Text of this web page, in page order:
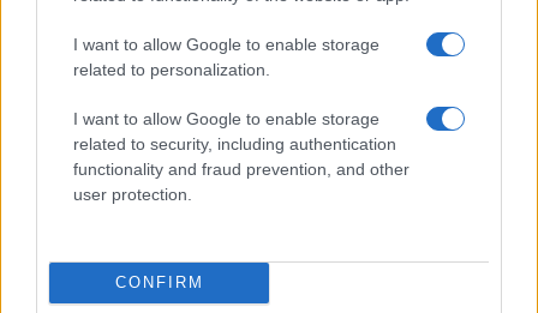
I want to allow Google to enable storage
related to personalization.
I want to allow Google to enable storage
related to security, including authentication
functionality and fraud prevention, and other
user protection.
CONFIRM
Jorge Messi fallece a los 68 años: El pilar fundamental de
Lionel Messi
Lucía Herrera · 9 Ago 2026
IMPUESTO